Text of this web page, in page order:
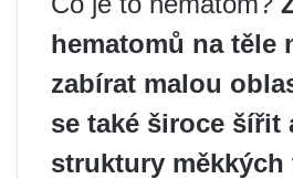
hematomů na těle
zabírat malou
se také široce šířit
struktury měkkých